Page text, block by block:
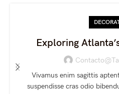
Exploring
Vivamus enim sagittis
suspendisse cras odio